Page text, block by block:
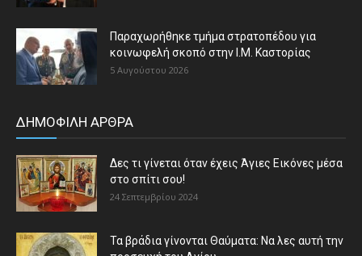
Παραχωρήθηκε τμήμα στρατοπέδου για
κοινωφελή σκοπό στην Ι.Μ. Καστορίας
5 Αυγούστου 2026
ΔΗΜΟΦΙΛΗ ΑΡΘΡΑ
Δες τι γίνεται όταν έχεις Άγιες Εικόνες μέσα
στο σπίτι σου!
24 Σεπτεμβρίου 2024
Τα βράδια γίνονται Θαύματα: Να λες αυτή την